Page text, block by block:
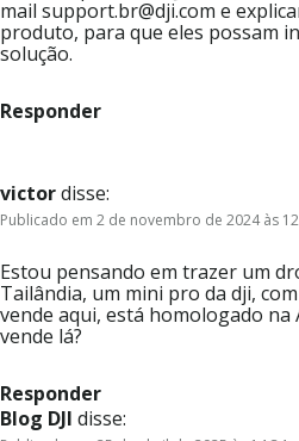
mail support.br@dji.com e
produto, para que eles possam
solução.
Responder
victordisse:
Publicado em 2 de novembro de 2024 às
Estou pensando em trazer um
Tailândia, um mini pro da dji,
vende aqui, está homologado na
vende lá?
Responder
Blog DJI disse: